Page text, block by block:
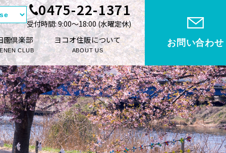
0475-22-1371
受付時間: 9:00〜18:00 (⽔曜定休)
園倶楽部
CLUB
ヨコオ住販について
ABOUT US
お問い合わせ